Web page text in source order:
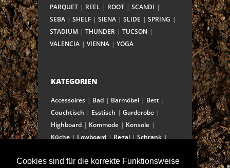
Cookies sind für die korrekte Funktionsweise
PARQUET
REEL ROOT
SCANDI
SEBA
SHELF SIENA SLIDE
SPRING
STADIUM
THUNDER
TUCSON
VALENCIA
VIENNA YOGA
KATEGORIEN
Accessoires Bad Barmöbel
Bett
Couchtisch
Esstisch
Garderobe
Highboard
Kommode
Konsole
Küche
Lowboard Regal
Schrank
Stuhl/Bank
Truhe Vitrine